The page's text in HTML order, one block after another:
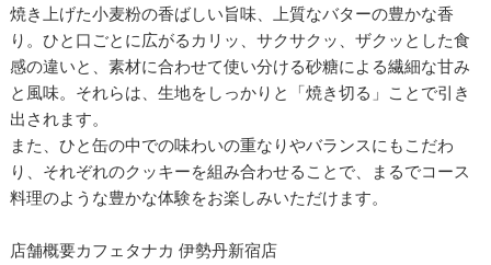
焼き上げた小麦粉の香ばしい旨味、上質なバターの豊かな香
り。ひと口ごとに広がるカリッ、サクサクッ、ザクッとした食
感の違いと、素材に合わせて使い分ける砂糖による繊細な甘み
と風味。それらは、生地をしっかりと「焼き切る」ことで引き
出されます。
また、ひと缶の中での味わいの重なりやバランスにもこだわ
り、それぞれのクッキーを組み合わせることで、まるでコース
料理のような豊かな体験をお楽しみいただけます。
店舗概要カフェタナカ 伊勢丹新宿店